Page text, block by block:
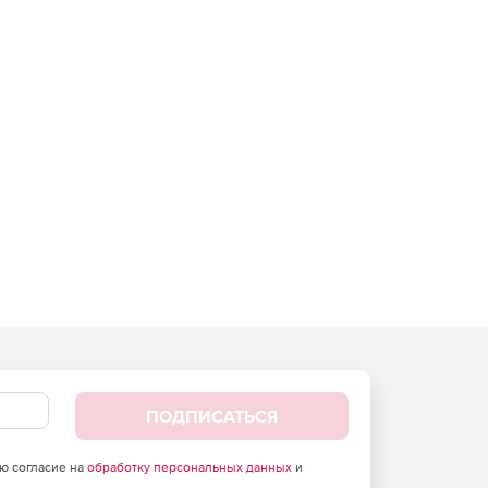
ПОДПИСАТЬСЯ
согласие на обработку персональных данныхи